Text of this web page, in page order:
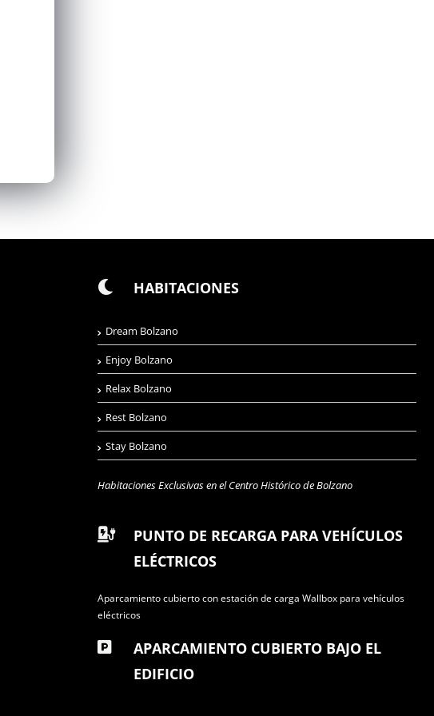
HABITACIONES
Dream Bolzano
Enjoy Bolzano
Relax Bolzano
Rest Bolzano
Stay Bolzano
Habitaciones Exclusivas en el Centro Histórico de Bolzano
PUNTO DE RECARGA PARA VEHÍCULOS
ELÉCTRICOS
Aparcamiento cubierto con estación de carga Wallbox para vehículos
eléctricos
APARCAMIENTO CUBIERTO BAJO EL
EDIFICIO